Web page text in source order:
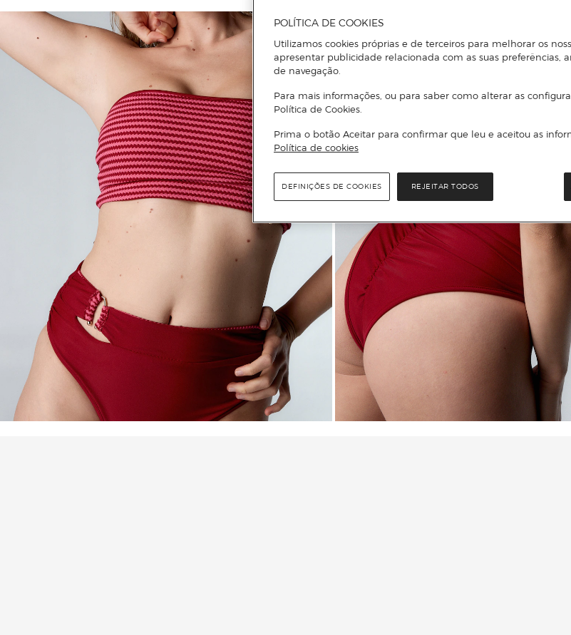
POLÍTICA DE COOKIES
Utilizamos cookies próprias e de terceiros para melhorar os
apresentar publicidade relacionada com as suas preferências,
de navegação.
Para mais informações, ou para saber como alterar as
Política de Cookies.
Prima o botão Aceitar para confirmar que leu e aceitou as
Política de cookies
REJEITAR TODOS
DEFINIÇÕES DE COOKIES